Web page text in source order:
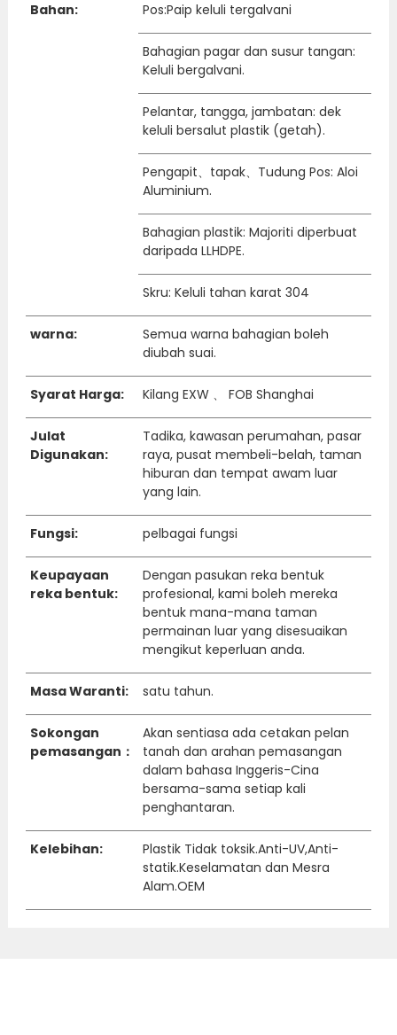
Bahan: Pos:Paip keluli tergalvani
Bahagian pagar dan susur tangan:
Keluli bergalvani.
Pelantar, tangga, jambatan: dek
keluli bersalut plastik (getah).
Pengapit、tapak、Tudung Pos: Aloi
Aluminium.
Bahagian plastik: Majoriti diperbuat
daripada LLHDPE.
Skru: Keluli tahan karat 304
warna:
Semua warna bahagian boleh
diubah suai.
Syarat Harga: Kilang EXW 、 FOB Shanghai
Julat
Digunakan:
Tadika, kawasan perumahan, pasar
raya, pusat membeli-belah, taman
hiburan dan tempat awam luar
yang lain.
Fungsi: pelbagai fungsi
Keupayaan
reka bentuk:
Dengan pasukan reka bentuk
profesional, kami boleh mereka
bentuk mana-mana taman
permainan luar yang disesuaikan
mengikut keperluan anda.
Masa Waranti: satu tahun.
Sokongan
pemasangan：
Akan sentiasa ada cetakan pelan
tanah dan arahan pemasangan
dalam bahasa Inggeris-Cina
bersama-sama setiap kali
penghantaran.
Kelebihan:
Plastik Tidak toksik.Anti-UV,Anti-
statik.Keselamatan dan Mesra
Alam.OEM